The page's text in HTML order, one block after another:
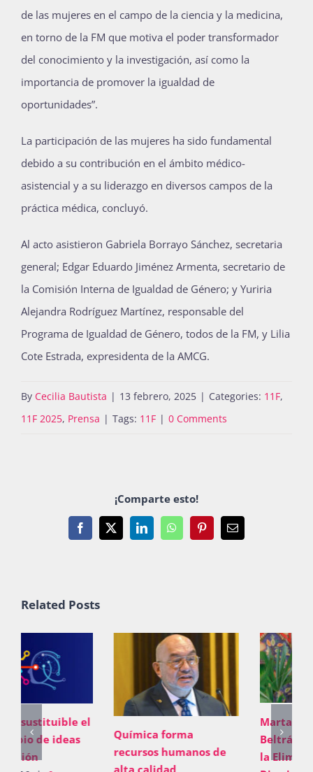
de las mujeres en el campo de la ciencia y la medicina,
en torno de la FM que motiva el poder transformador
del conocimiento y la investigación, así como la
importancia de promover la igualdad de
oportunidades”.
La participación de las mujeres ha sido fundamental
debido a su contribución en el ámbito médico-
asistencial y a su liderazgo en diversos campos de la
práctica médica, concluyó.
Al acto asistieron Gabriela Borrayo Sánchez, secretaria
general; Edgar Eduardo Jiménez Armenta, secretario de
la Comisión Interna de Igualdad de Género; y Yuriria
Alejandra Rodríguez Martínez, responsable del
Programa de Igualdad de Género, todos de la FM, y Lilia
Cote Estrada, expresidenta de la AMCG.
By Cecilia Bautista | 13 febrero, 2025 | Categories: 11F,
11F 2025, Prensa | Tags: 11F | 0 Comments
¡Comparte esto!
Facebook
X LinkedInWhatsAppPinterestEmail
Related Posts
Química forma
recursos humanos de
Marta Clara Ferreyra
Beltrán, al Comité para
la Eliminación de la